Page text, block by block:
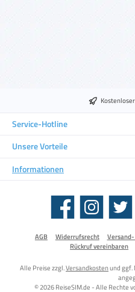
Service-Hotline
Unsere Vorteile
Informationen
Facebook Instagram Twitter
AGB Widerrufsrecht
Rückruf vereinbaren
Alle Preise zzgl.Versandkostenund ggf.
© 2026 ReiseSIM.de - Alle Rechte